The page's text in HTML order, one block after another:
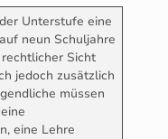
Unterstufe eine
neun Schuljahre
Sicht
jedoch zusätzlich
müssen
eine Lehre